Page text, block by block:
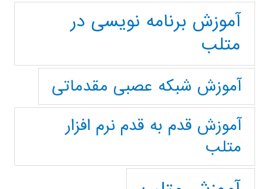
آموزش برنامه نویسی در
متلب
آموزش شبکه عصبی مقدماتی
آموزش قدم به قدم نرم افزار
متلب